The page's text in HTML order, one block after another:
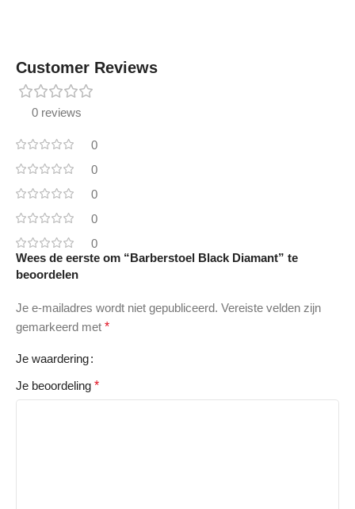
Customer Reviews
0 reviews
0
0
0
0
0
Wees de eerste om “Barberstoel Black Diamant” te
beoordelen
Je e-mailadres wordt niet gepubliceerd. Vereiste velden zijn
gemarkeerd met *
Je waardering
Je beoordeling *